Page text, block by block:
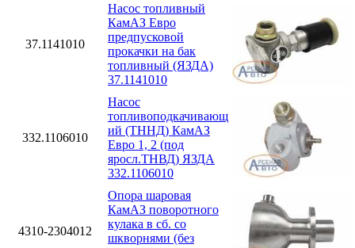
37.1141010
Насос топливный
КамАЗ Евро
предпусковой
прокачки на бак
топливный (ЯЗДА)
37.1141010
332.1106010
Насос
топливоподкачивающ
ий (ТННД) КамАЗ
Евро 1, 2 (под
яросл.ТНВД) ЯЗДА
332.1106010
4310-2304012
Опора шаровая
КамАЗ поворотного
кулака в сб. со
шкворнями (без